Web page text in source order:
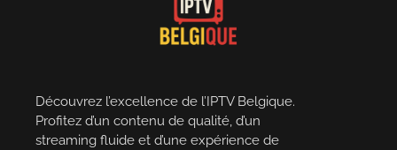
Découvrez l’excellence de l’IPTV Belgique.
Profitez d’un contenu de qualité, d’un
streaming fluide et d’une expérience de